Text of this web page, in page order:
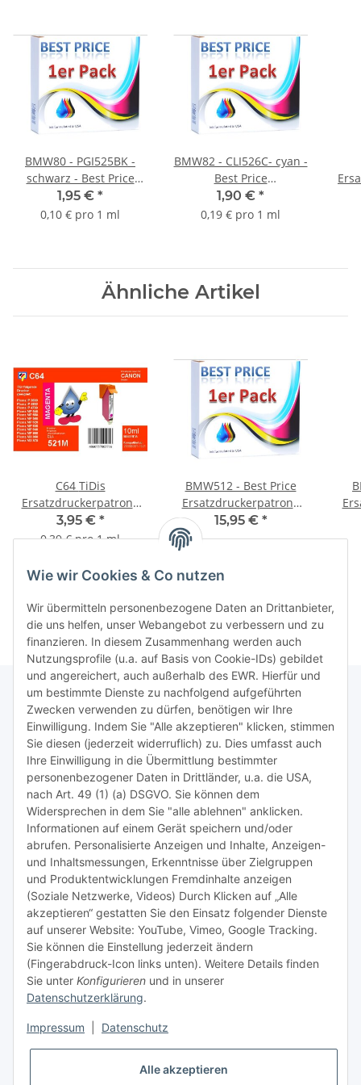
BMW80 - PGI525BK -
schwarz - Best Price
Ersatzdruckerpatrone
mit 19ml Inhalt
1,95 € *
0,10 € pro 1 ml
BMW82 - CLI526C- cyan -
Best Price
Ersatzdruckerpatrone
mit 10ml Inhalt
1,90 € *
0,19 € pro 1 ml
Ähnliche Artikel
C64 TiDis
Ersatzdruckerpatrone
für - CLI521M - magenta
- mit 10ml Inhalt
3,95 € *
0,39 € pro 1 ml
BMW512 - Best Price
Ersatzdruckerpatrone
mit 15ml Inhalt - PG510 /
PG512 - schwarz -
15,95 € *
TiDis Lizenzsystem
Meist besuchte Seiten:
Tipps & Tricks rund um Sublimation
TiDis Videos auf Youtube
Nachfüllpreise für Druckerpatronen
Refillservice Patronen verpacken
TiDis Druckerwerkstatt
TiDis PC & Notebookwerkstatt
TiDis eScooter Werkstatt
GIC (German Ink Company)
Wie wir Cookies & Co nutzen
Wir übermitteln personenbezogene Daten an Drittanbieter,
die uns helfen, unser Webangebot zu verbessern und zu
finanzieren. In diesem Zusammenhang werden auch
Nutzungsprofile (u.a. auf Basis von Cookie-IDs) gebildet
und angereichert, auch außerhalb des EWR. Hierfür und
um bestimmte Dienste zu nachfolgend aufgeführten
Zwecken verwenden zu dürfen, benötigen wir Ihre
Einwilligung. Indem Sie "Alle akzeptieren" klicken, stimmen
Sie diesen (jederzeit widerruflich) zu. Dies umfasst auch
Ihre Einwilligung in die Übermittlung bestimmter
personenbezogener Daten in Drittländer, u.a. die USA,
nach Art. 49 (1) (a) DSGVO. Sie können dem
Widersprechen in dem Sie "alle ablehnen" anklicken.
Informationen auf einem Gerät speichern und/oder
abrufen. Personalisierte Anzeigen und Inhalte, Anzeigen-
und Inhaltsmessungen, Erkenntnisse über Zielgruppen
und Produktentwicklungen Fremdinhalte anzeigen
(Soziale Netzwerke, Videos) Durch Klicken auf „Alle
akzeptieren“ gestatten Sie den Einsatz folgender Dienste
auf unserer Website: YouTube, Vimeo, Google Tracking.
Sie können die Einstellung jederzeit ändern
(Fingerabdruck-Icon links unten). Weitere Details finden
Sie unter Konfigurieren und in unserer
Datenschutzerklärung.
Impressum Datenschutz
Alle akzeptieren